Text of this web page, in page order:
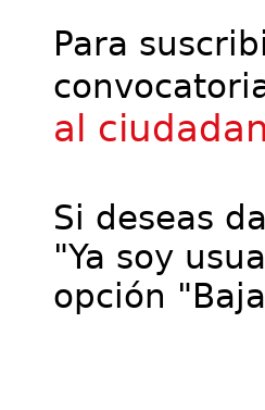
Para
al
Si deseas
"Ya soy
opción